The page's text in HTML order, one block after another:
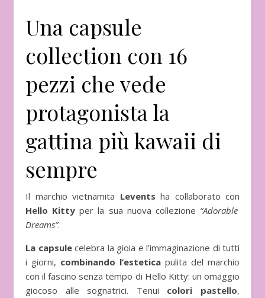
Una capsule
collection con 16
pezzi che vede
protagonista la
gattina più kawaii di
sempre
Il marchio vietnamita Levents ha collaborato con
Hello Kitty per la sua nuova collezione “Adorable
Dreams”.
La capsulecelebra la gioia e l’immaginazione di tutti
i giorni, combinando l’estetica pulita del marchio
con il fascino senza tempo di Hello Kitty: un omaggio
giocoso alle sognatrici. Tenui colori pastello,